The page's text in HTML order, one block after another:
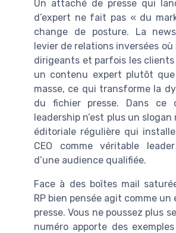
Un attaché de presse qui
d’expert ne fait pas « du
change de posture. La
levier de relations inversées
dirigeants et parfois les
un contenu expert plutôt
masse, ce qui transforme la
du fichier presse. Dans ce
leadership n’est plus un
éditoriale régulière qui
CEO comme véritable
d’une audience qualifiée.
Face à des boîtes mail
RP bien pensée agit comme
presse. Vous ne poussez plus
numéro apporte des